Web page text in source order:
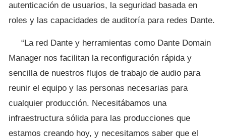
autenticación de usuarios, la seguridad basada en
roles y las capacidades de auditoría para redes Dante.
“La red Dante y herramientas como Dante Domain
Manager nos facilitan la reconfiguración rápida y
sencilla de nuestros flujos de trabajo de audio para
reunir el equipo y las personas necesarias para
cualquier producción. Necesitábamos una
infraestructura sólida para las producciones que
estamos creando hoy, y necesitamos saber que el